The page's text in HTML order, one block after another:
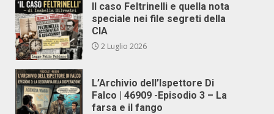
Il caso Feltrinelli e quella nota
speciale nei file segreti della
CIA
2 Luglio 2026
L’Archivio dell’Ispettore Di
Falco | 46909 -Episodio 3 – La
farsa e il fango